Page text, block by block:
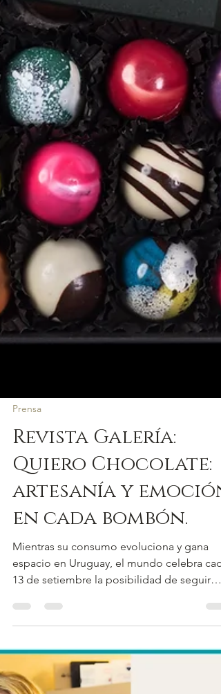
Prensa
Revista Galería:
Quiero Chocolate:
artesanía y emoción
en cada bombón.
Mientras su consumo evoluciona y gana
espacio en Uruguay, el mundo celebra
13 de setiembre la posibilidad de seguir
disfrutándolo